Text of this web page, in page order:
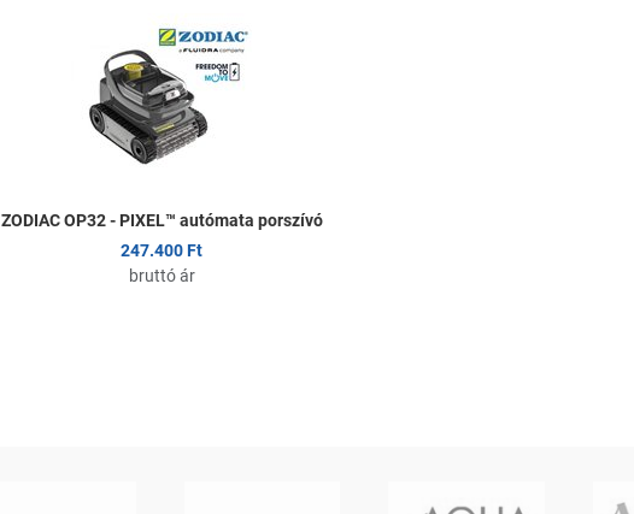
ZODIAC OP32 - PIXEL™ autómata porszívó
247.400 Ft
bruttó ár